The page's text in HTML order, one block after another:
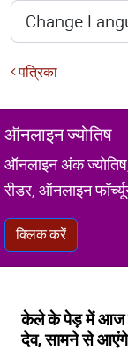
पत्रिका
ऑनलाइन ज्योतिष
ऑनलाइन अंक
रीडर, ऑनलाइन
क्लिक करें
केले के पेड़ में आज
देव, सामने से